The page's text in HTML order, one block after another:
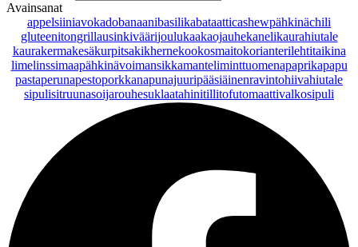
Avainsanat
appelsiiniavokadobanaanibasilikabataatticashewpähkinächili
gluteenitongrillausinkiväärijoulukaakaojauhekanelikaurahiutale
kaurakermakesäkurpitsakikhernekookosmaitokorianterilehtitaikina
limelinssimaapähkinävoimansikkamanteliminttuomenapaprikapapu
pastaperunapestoporkkanapunajuuripääsiäinenravintohiivahiutale
sipulisitruunasoijarouhesuklaatahinitillitofutomaattivalkosipuli